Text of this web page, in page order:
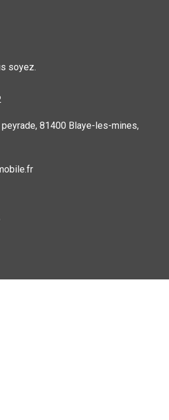
soyez.
peyrade, 81400 Blaye-les-mines,